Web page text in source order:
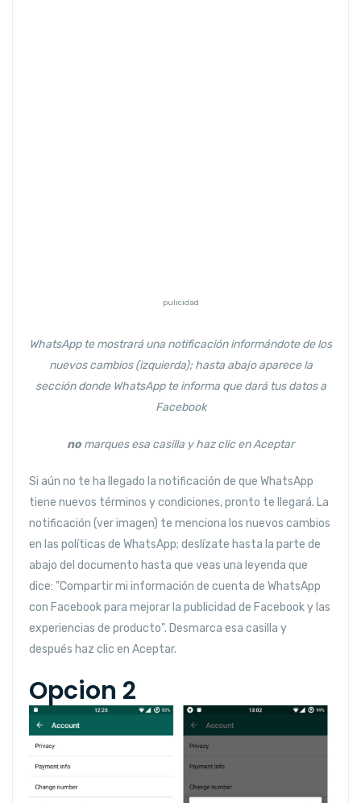
pulicidad
WhatsApp te mostrará una notificación informándote de los
nuevos cambios (izquierda); hasta abajo aparece la
sección donde WhatsApp te informa que dará tus datos a
Facebook
no marques esa casilla y haz clic en Aceptar
Si aún no te ha llegado la notificación de que WhatsApp
tiene nuevos términos y condiciones, pronto te llegará. La
notificación (ver imagen) te menciona los nuevos cambios
en las políticas de WhatsApp; deslízate hasta la parte de
abajo del documento hasta que veas una leyenda que
dice: "Compartir mi información de cuenta de WhatsApp
con Facebook para mejorar la publicidad de Facebook y las
experiencias de producto". Desmarca esa casilla y
después haz clic en Aceptar.
Opcion 2